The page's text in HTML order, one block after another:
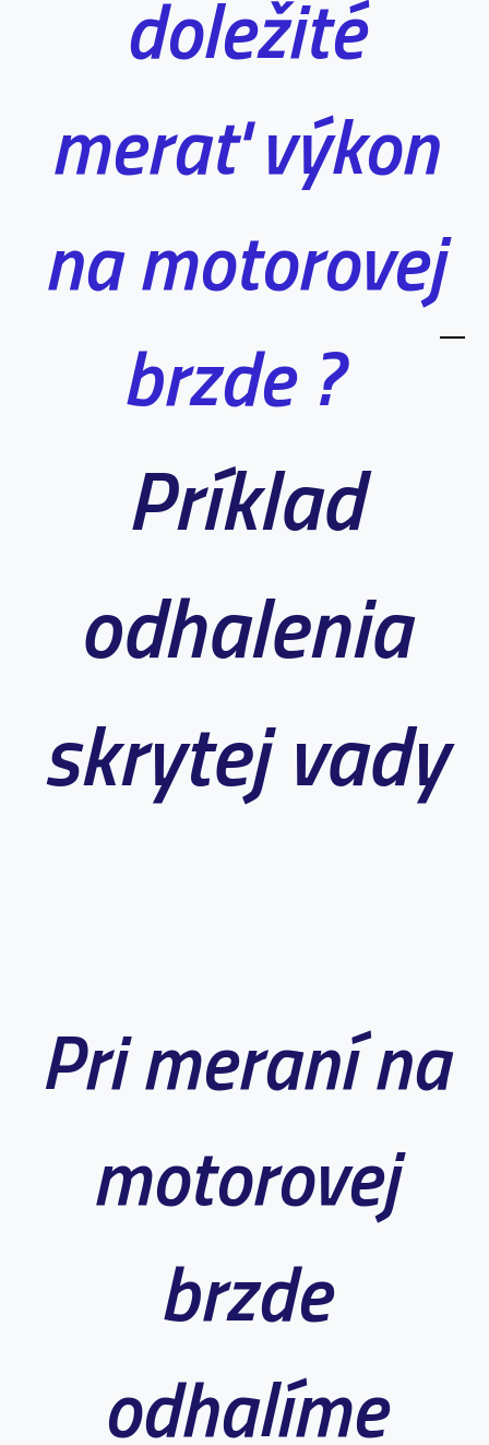
doležité
merať výkon
na motorovej
brzde ?
Príklad
odhalenia
skrytej vady
Pri meraní na
motorovej
brzde
odhalíme